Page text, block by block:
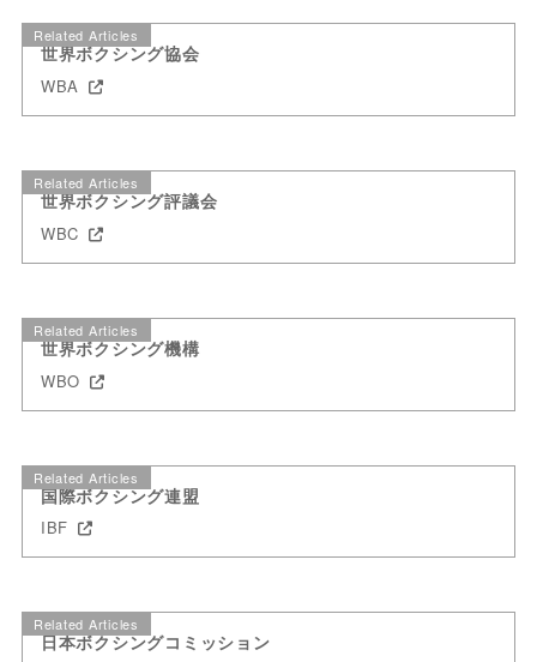
Related Articles
世界ボクシング協会
WBA
Related Articles
世界ボクシング評議会
WBC
Related Articles
世界ボクシング機構
WBO
Related Articles
国際ボクシング連盟
IBF
Related Articles
日本ボクシングコミッション